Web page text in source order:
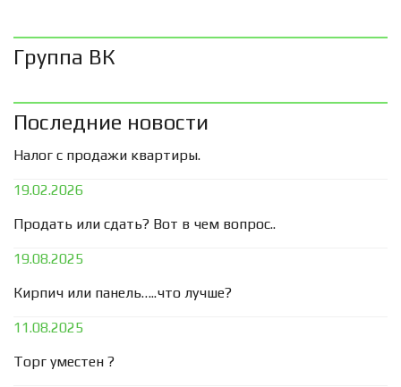
Группа ВК
Последние новости
Налог с продажи квартиры.
19.02.2026
Продать или сдать? Вот в чем вопрос..
19.08.2025
Кирпич или панель…..что лучше?
11.08.2025
Торг уместен ?